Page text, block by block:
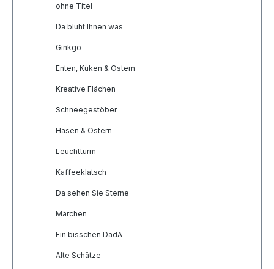
ohne Titel
Da blüht Ihnen was
Ginkgo
Enten, Küken & Ostern
Kreative Flächen
Schneegestöber
Hasen & Ostern
Leuchtturm
Kaffeeklatsch
Da sehen Sie Sterne
Märchen
Ein bisschen DadA
Alte Schätze